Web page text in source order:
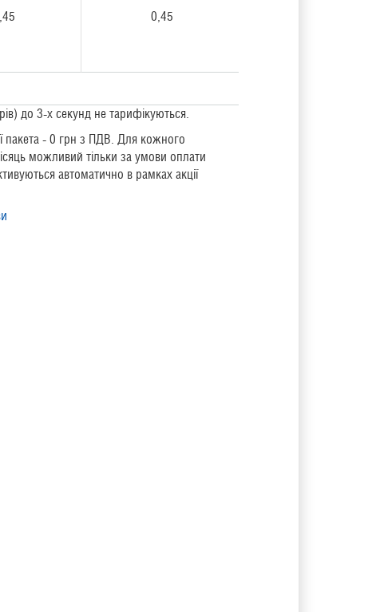
0,45
до 3-х секунд не тарифікуються.
пакета - 0 грн з ПДВ. Для кожного
можливий тільки за умови оплати
автоматично в рамках акції